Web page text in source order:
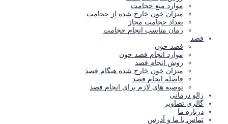
موارد منع حجامت
ميزان خون خارج شده از حجامت
تعداد حجامت مجاز
زمان مناسب انجام حجامت
فصد
فصد خون
موارد انجام فصد خون
روش انجام فصد
میزان خون خارج شده هنگام فصد
فاصله انجام فصد
توصیه های لازم برای انجام فصد
زالو درمانی
گالری تصاوير
درباره ما
تماس با ما و آدرس